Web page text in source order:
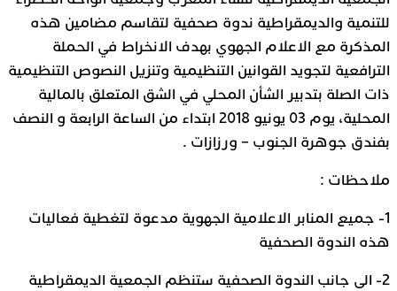
للتنمية والديمقراطية ندوة صحفية لتقاسم مضامين هذه
المذكرة مع الاعلام الجهوي بهدف الانخراط في الحملة
الترافعية لتجويد القوانين التنظيمية وتنزيل النصوص التنظيمية
ذات الصلة بتدبير الشأن المحلي في الشق المتعلق بالمالية
المحلية، يوم 03 يونيو 2018 ابتداء من الساعة الرابعة و النصف
بفندق جوهرة الجنوب – ورزازات .
ملاحظات :
1- جميع المنابر الاعلامية الجهوية مدعوة لتغطية فعاليات
هذه الندوة الصحفية
2- الى جانب الندوة الصحفية ستنظم الجمعية الديمقراطية